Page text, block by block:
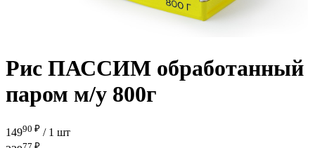
Рис ПАССИМ обработанный
паром м/у 800г
14990 ₽ / 1 шт
77 ₽